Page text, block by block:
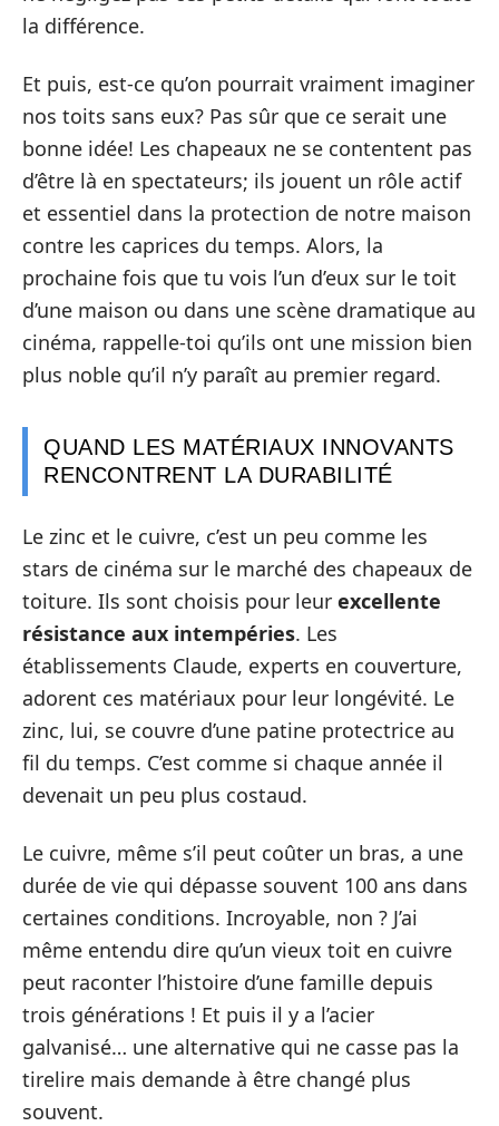
la différence.
Et puis, est-ce qu’on pourrait vraiment imaginer
nos toits sans eux? Pas sûr que ce serait une
bonne idée! Les chapeaux ne se contentent pas
d’être là en spectateurs; ils jouent un rôle actif
et essentiel dans la protection de notre maison
contre les caprices du temps. Alors, la
prochaine fois que tu vois l’un d’eux sur le toit
d’une maison ou dans une scène dramatique au
cinéma, rappelle-toi qu’ils ont une mission bien
plus noble qu’il n’y paraît au premier regard.
QUAND LES MATÉRIAUX INNOVANTS
RENCONTRENT LA DURABILITÉ
Le zinc et le cuivre, c’est un peu comme les
stars de cinéma sur le marché des chapeaux de
toiture. Ils sont choisis pour leur excellente
résistance aux intempéries. Les
établissements Claude, experts en couverture,
adorent ces matériaux pour leur longévité. Le
zinc, lui, se couvre d’une patine protectrice au
fil du temps. C’est comme si chaque année il
devenait un peu plus costaud.
Le cuivre, même s’il peut coûter un bras, a une
durée de vie qui dépasse souvent 100 ans dans
certaines conditions. Incroyable, non ? J’ai
même entendu dire qu’un vieux toit en cuivre
peut raconter l’histoire d’une famille depuis
trois générations ! Et puis il y a l’acier
galvanisé… une alternative qui ne casse pas la
tirelire mais demande à être changé plus
souvent.